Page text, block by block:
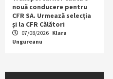
nouă conducere pentru
CFR SA. Urmează selecția
și la CFR Călători
07/08/2026 Klara
Ungureanu